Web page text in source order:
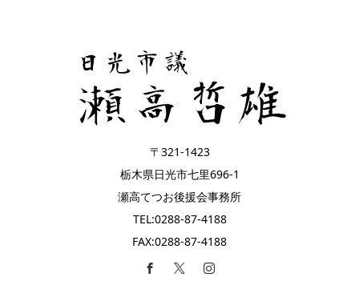
〒321-1423
栃木県日光市七里696-1
瀬高てつお後援会事務所
TEL:0288-87-4188
FAX:0288-87-4188